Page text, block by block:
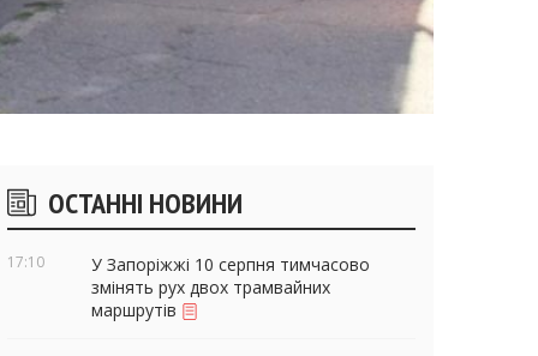
Бічні
віджети
ОСТАННІ НОВИНИ
17:10
У Запоріжжі 10 серпня тимчасово
змінять рух двох трамвайних
маршрутів